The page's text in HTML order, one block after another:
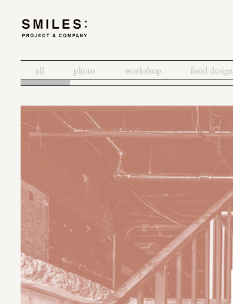
all photo workshop food design